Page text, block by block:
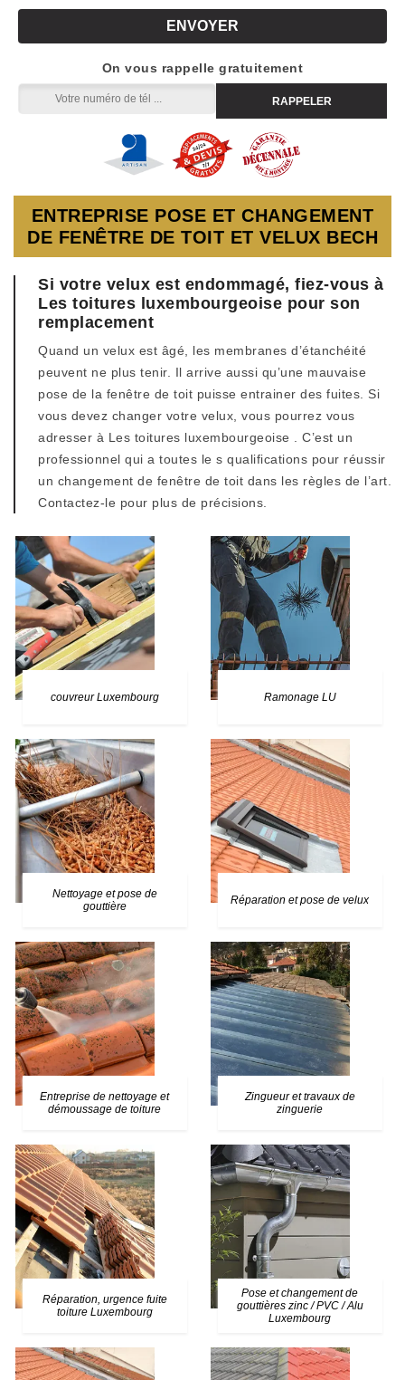
On vous rappelle gratuitement
ENTREPRISE POSE ET CHANGEMENT
DE FENÊTRE DE TOIT ET VELUX BECH
Si votre velux est endommagé, fiez-vous à
Les toitures luxembourgeoise pour son
remplacement
Quand un velux est âgé, les membranes d’étanchéité
peuvent ne plus tenir. Il arrive aussi qu’une mauvaise
pose de la fenêtre de toit puisse entrainer des fuites. Si
vous devez changer votre velux, vous pourrez vous
adresser à Les toitures luxembourgeoise . C’est un
professionnel qui a toutes le s qualifications pour réussir
un changement de fenêtre de toit dans les règles de l’art.
Contactez-le pour plus de précisions.
couvreur Luxembourg Ramonage LU
Nettoyage et pose de
gouttière
Réparation et pose de velux
Entreprise de nettoyage et
démoussage de toiture
Zingueur et travaux de
zinguerie
Réparation, urgence fuite
toiture Luxembourg
Pose et changement de
gouttières zinc / PVC / Alu
Luxembourg